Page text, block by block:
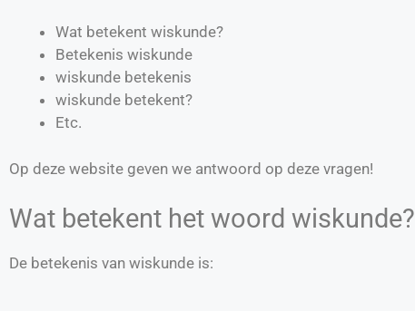
Wat betekent wiskunde?
Betekenis wiskunde
wiskunde betekenis
wiskunde betekent?
Etc.
Op deze website geven we antwoord op deze vragen!
Wat betekent het woord wiskunde?
De betekenis van wiskunde is: